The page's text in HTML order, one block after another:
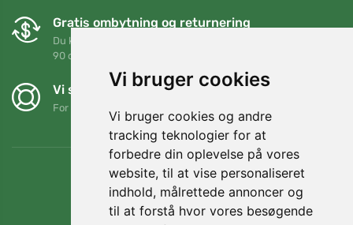
Vi bruger cookies
Vi bruger cookies og andre
tracking teknologier for at
forbedre din oplevelse på vores
website, til at vise personaliseret
indhold, målrettede annoncer og
til at forstå hvor vores besøgende
Gratis ombytning og returnering
Du kan returnere eller bytte din ordre når som helst inden for
90 dage
Vi støtter Trees.org
For hver ordre planter vi et træ! Læs mere